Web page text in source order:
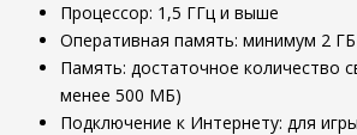
Процессор: 1,5 ГГц и выше
Оперативная память: минимум 2 ГБ
Память: достаточное количество
менее 500 МБ)
Подключение к Интернету: для